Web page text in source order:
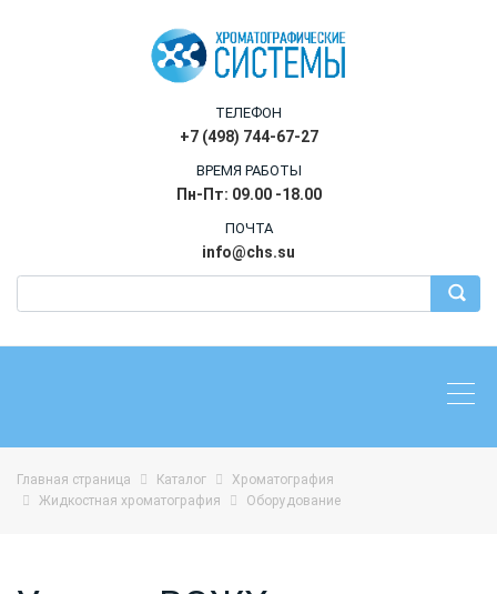
ТЕЛЕФОН
+7 (498) 744-67-27
ВРЕМЯ РАБОТЫ
Пн-Пт: 09.00 -18.00
ПОЧТА
info@chs.su
Главная страница Каталог
Хроматография
Жидкостная хроматография
Оборудование